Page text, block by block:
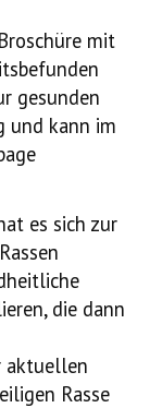
mit
gesunden
und kann im
es sich zur
die dann
aktuellen
Rasse